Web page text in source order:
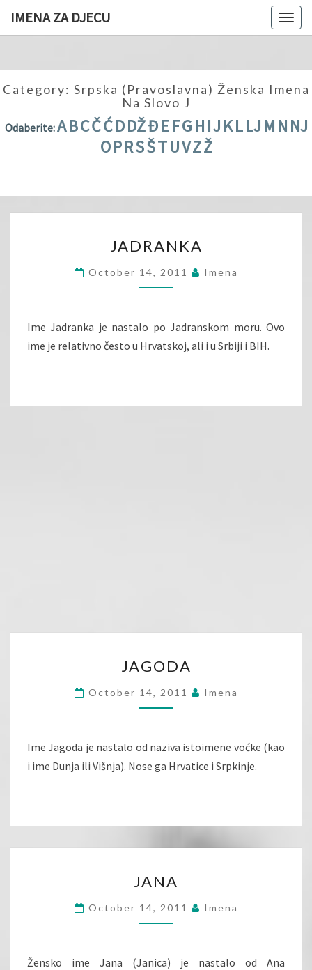
IMENA ZA DJECU
Category: Srpska (pravoslavna) Ženska Imena
Na Slovo J
Odaberite:ABCČĆDDŽĐEFGHIJKLLJMNNJ
OPRSŠTUVZŽ
JADRANKA
October 14, 2011 Imena
Ime Jadranka je nastalo po Jadranskom moru. Ovo
ime je relativno često u Hrvatskoj, ali i u Srbiji i BIH.
JAGODA
October 14, 2011 Imena
Ime Jagoda je nastalo od naziva istoimene voćke (kao
i ime Dunja ili Višnja). Nose ga Hrvatice i Srpkinje.
JANA
October 14, 2011 Imena
Žensko ime Jana (Janica) je nastalo od Ana